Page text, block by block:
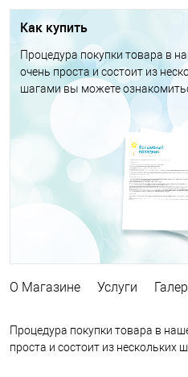
Как купить
Процедура покупки товара в
очень проста и состоит из
шагами вы можете
О Магазине Услуги
Процедура покупки товара в
проста и состоит из нескольких